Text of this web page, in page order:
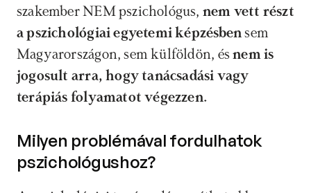
szakember NEM pszichológus, nem vett részt
a pszichológiai egyetemi képzésben sem
Magyarországon, sem külföldön, és nem is
jogosult arra, hogy tanácsadási vagy
terápiás folyamatot végezzen.
Milyen problémával fordulhatok
pszichológushoz?